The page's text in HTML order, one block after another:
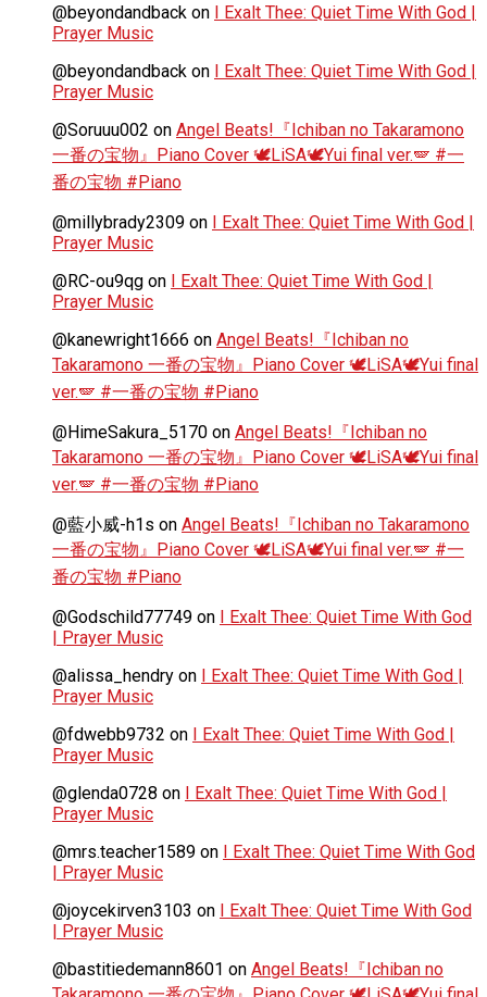
@beyondandback on I Exalt Thee: Quiet Time With God |
Prayer Music
@beyondandback on I Exalt Thee: Quiet Time With God |
Prayer Music
@Soruuu002 on Angel Beats!『Ichiban no Takaramono
一番の宝物』Piano Cover 🕊️LiSA🕊️Yui final ver.🪽 #一
番の宝物 #Piano
@millybrady2309 on I Exalt Thee: Quiet Time With God |
Prayer Music
@RC-ou9qg on I Exalt Thee: Quiet Time With God |
Prayer Music
@kanewright1666 on Angel Beats!『Ichiban no
Takaramono 一番の宝物』Piano Cover 🕊️LiSA🕊️Yui final
ver.🪽 #一番の宝物 #Piano
@HimeSakura_5170 on Angel Beats!『Ichiban no
Takaramono 一番の宝物』Piano Cover 🕊️LiSA🕊️Yui final
ver.🪽 #一番の宝物 #Piano
@藍小威-h1s on Angel Beats!『Ichiban no Takaramono
一番の宝物』Piano Cover 🕊️LiSA🕊️Yui final ver.🪽 #一
番の宝物 #Piano
@Godschild77749 on I Exalt Thee: Quiet Time With God
| Prayer Music
@alissa_hendry on I Exalt Thee: Quiet Time With God |
Prayer Music
@fdwebb9732 on I Exalt Thee: Quiet Time With God |
Prayer Music
@glenda0728 on I Exalt Thee: Quiet Time With God |
Prayer Music
@mrs.teacher1589 on I Exalt Thee: Quiet Time With God
| Prayer Music
@joycekirven3103 on I Exalt Thee: Quiet Time With God
| Prayer Music
@bastitiedemann8601 on Angel Beats!『Ichiban no